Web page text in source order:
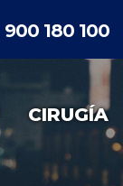
900 180 100
CIRUGÍA